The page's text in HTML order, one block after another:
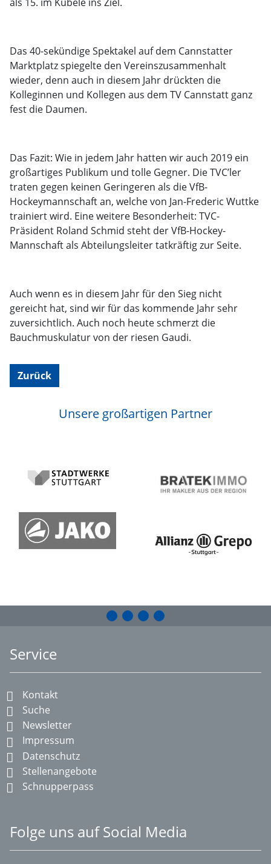
Das 40-sekündige Spektakel auf dem Cannstatter
Marktplatz spiegelte den Vereinszusammenhalt
wieder, denn auch in diesem Jahr drückten die
Kolleginnen und Kollegen aus dem TV Cannstatt ganz
fest die Daumen.
Das Fazit: Wie in jedem Jahr hatten wir auch 2019 ein
großartiges Publikum und tolle Gegner. Die TVC’ler
traten gegen keinen Geringeren als die VfB-
Hockeymannschaft an, welche von Jan-Frederic Wuttke
trainiert wird. Eine weitere Besonderheit: TVC-
Präsident Roland Schmid steht der VfB-Hockey-
Mannschaft als Abteilungsleiter tatkräftig zur Seite.
Auch wenn es in diesem Jahr für den Sieg nicht
gereicht hat, sind wir für das kommende Jahr sehr
zuversichtlich. Auch noch heute schmerzt die
Bauchmuskulatur von der riesen Gaudi.
Zurück
Unsere großartigen Partner
Service
Kontakt
Suche
Newsletter
Impressum
Datenschutz
Stellenangebote
Schnupperpass
Folge uns auf Social Media